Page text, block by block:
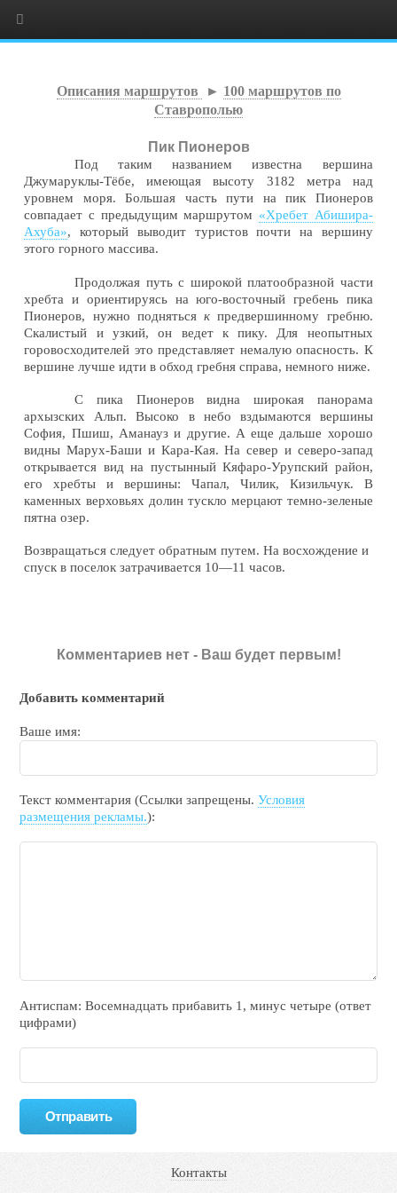
Описания маршрутов ► 100 маршрутов по
Ставрополью
Пик Пионеров
Под таким названием известна вершина
Джумаруклы-Тёбе, имеющая высоту 3182 метра над
уровнем моря. Большая часть пути на пик Пионеров
совпадает с предыдущим маршрутом «Хребет Абишира-
Ахуба», который выводит туристов почти на вершину
этого горного массива.
Продолжая путь с широкой платообразной части
хребта и ориентируясь на юго-восточный гребень пика
Пионеров, нужно поднятьсяк предвершинному гребню.
Скалистый и узкий, он ведет к пику. Для неопытных
горовосходителей это представляет немалую опасность. К
вершине лучше идти в обход гребня справа, немного ниже.
С пика Пионеров видна широкая панорама
архызских Альп. Высоко в небо вздымаются вершины
София, Пшиш, Аманауз и другие. А еще дальше хорошо
видны Марух-Баши и Кара-Кая. На север и северо-запад
открывается вид на пустынный Кяфаро-Урупский район,
его хребты и вершины: Чапал, Чилик, Кизильчук. В
каменных верховьях долин тускло мерцают темно-зеленые
пятна озер.
Возвращаться следует обратным путем. На восхождение и
спуск в поселок затрачивается 10—11 часов.
Комментариев нет - Ваш будет первым!
Добавить комментарий
Ваше имя:
Текст комментария (Ссылки запрещены.Условия
размещения рекламы.):
Антиспам: Воceмнадцать прибaвить 1, минyc чeтырe (ответ
цифрами)
Контакты